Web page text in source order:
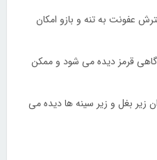
عفونت به تنه و بازو امکان
قرمز دیده می شود و ممکن
زیر بغل و زیر سینه ها دیده می